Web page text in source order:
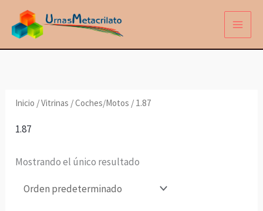
contenido
Inicio /Vitrinas /Coches/Motos / 1.87
1.87
Mostrando el único resultado